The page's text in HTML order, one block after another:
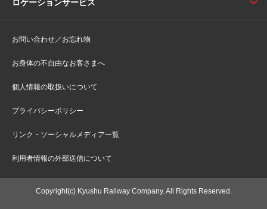
ロケーションサービス
お問い合わせ／お忘れ物
お身体の不自由なお客さまへ
個人情報の取扱いについて
プライバシーポリシー
リンク・ソーシャルメディア一覧
利用者情報の外部送信について
Copyright(c) Kyushu Railway Company. All Rights Reserved.